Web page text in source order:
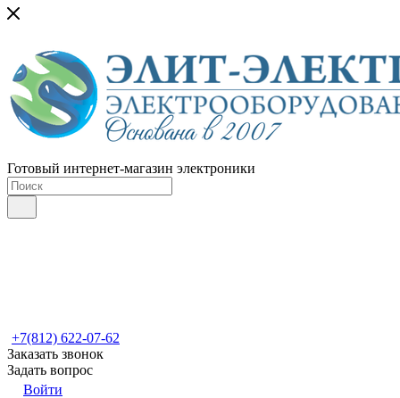
Готовый интернет-магазин электроники
+7(812) 622-07-62
Заказать звонок
Задать вопрос
Войти